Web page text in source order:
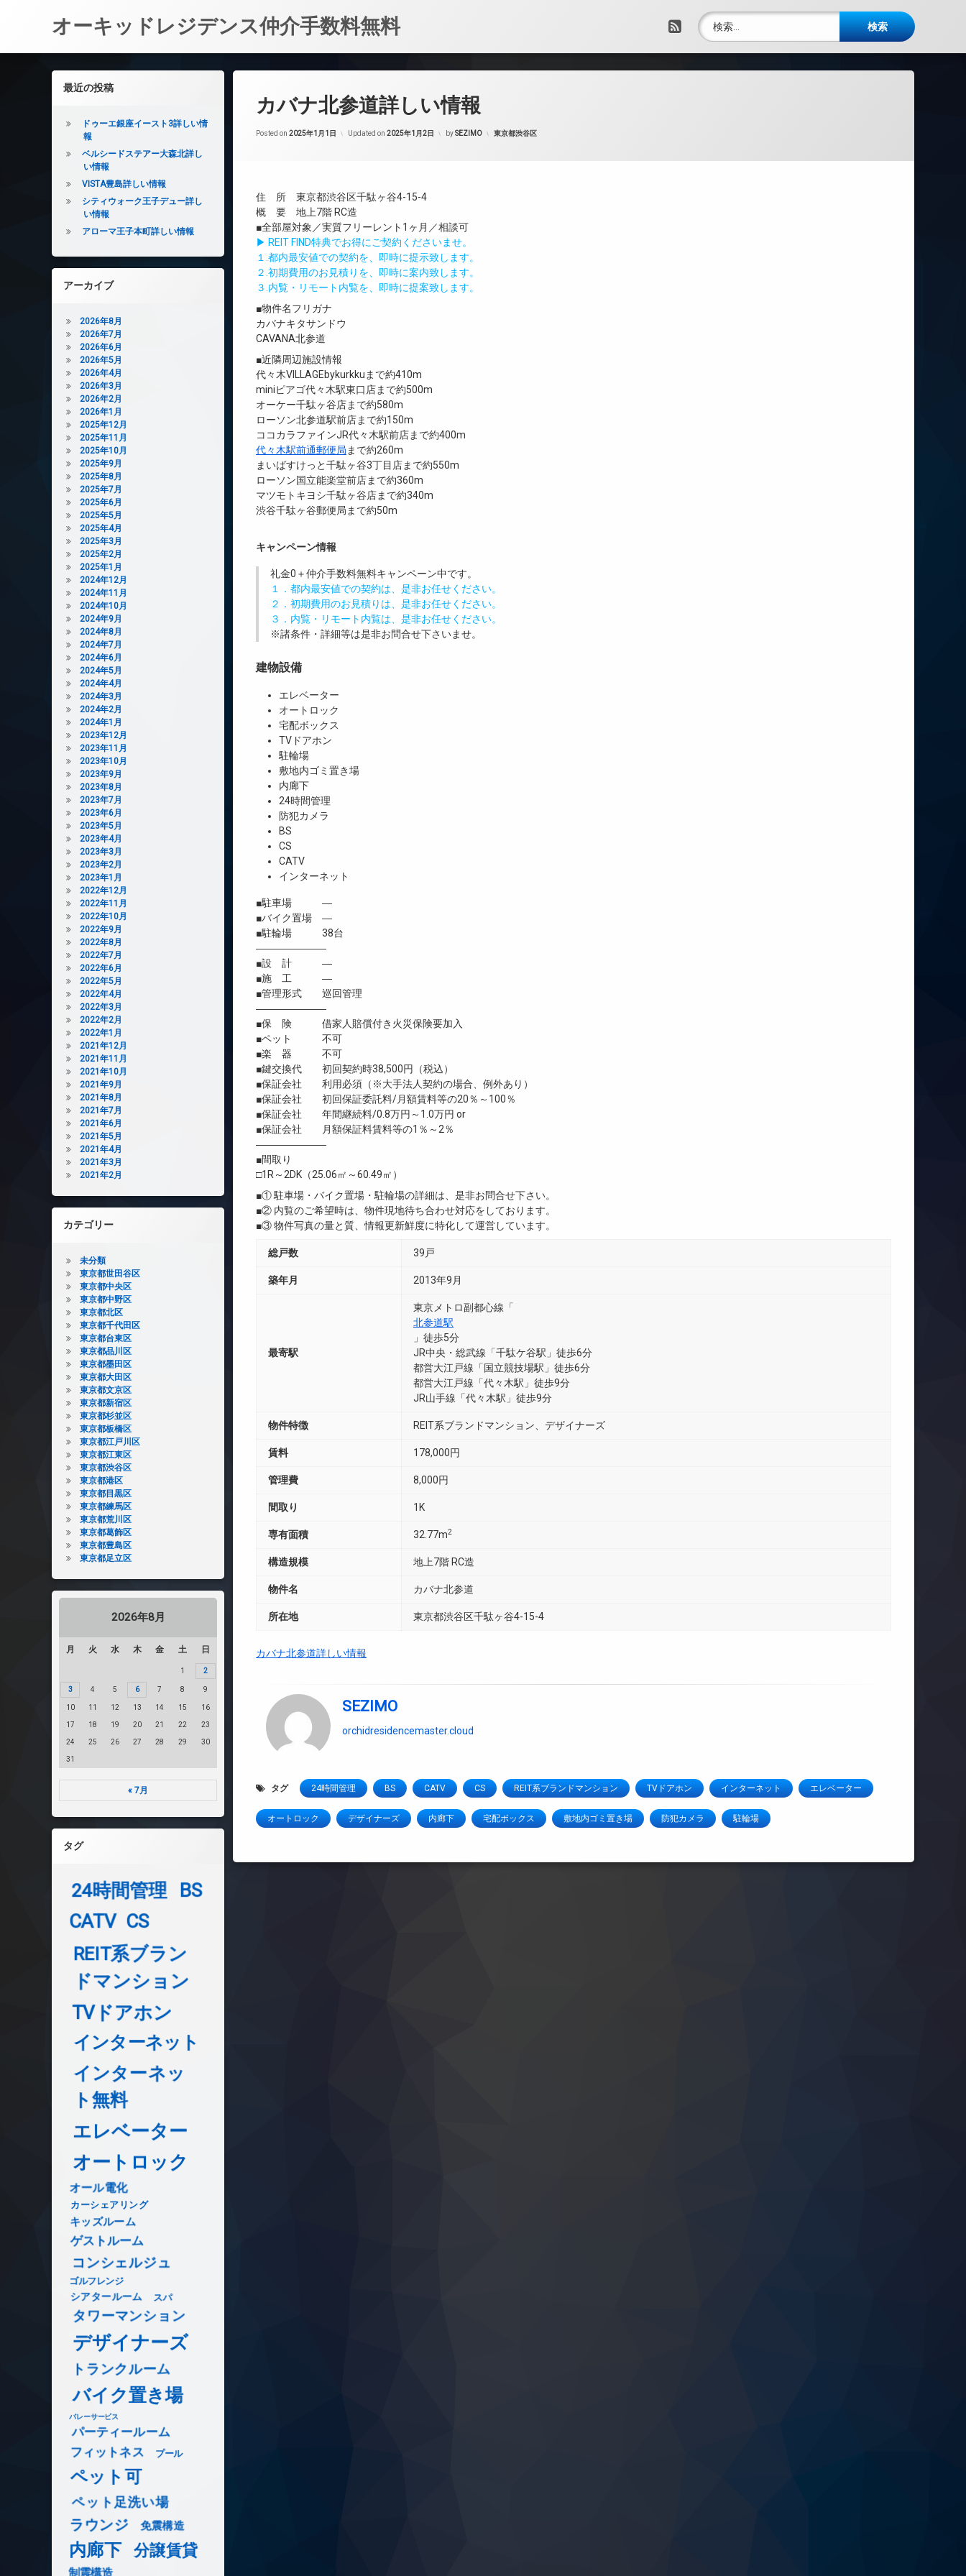
オーキッドレジデンス仲介手数料無料 RSS
検索:
カバナ北参道詳しい情報
Posted on 2025年1月1日 Updated on 2025年1月2日 bySEZIMO カテゴリー:
東京都渋谷区
住 所 東京都渋谷区千駄ヶ谷4-15-4
概 要 地上7階 RC造
■全部屋対象／実質フリーレント1ヶ月／相談可
▶ REIT FIND特典でお得にご契約くださいませ。
１.都内最安値での契約を、即時に提示致します。
２.初期費用のお見積りを、即時に案内致します。
３.内覧・リモート内覧を、即時に提案致します。
■物件名フリガナ
カバナキタサンドウ
CAVANA北参道
■近隣周辺施設情報
代々木VILLAGEbykurkkuまで約410m
miniピアゴ代々木駅東口店まで約500m
オーケー千駄ヶ谷店まで約580m
ローソン北参道駅前店まで約150m
ココカラファインJR代々木駅前店まで約400m
代々木駅前通郵便局 まで約260m
まいばすけっと千駄ヶ谷3丁目店まで約550m
ローソン国立能楽堂前店まで約360m
マツモトキヨシ千駄ヶ谷店まで約340m
渋谷千駄ヶ谷郵便局まで約50m
キャンペーン情報
礼金0 ＋仲介手数料無料キャンペーン中です。
１．都内最安値での契約は、是非お任せください。
２．初期費用のお見積りは、是非お任せください。
３．内覧・リモート内覧は、是非お任せください。
※諸条件・詳細等は是非お問合せ下さいませ。
建物設備
エレベーター
オートロック
宅配ボックス
TVドアホン
駐輪場
敷地内ゴミ置き場
内廊下
24時間管理
防犯カメラ
BS
CS
CATV
インターネット
■駐車場 ―
■バイク置場 ―
■駐輪場 38台
―――――――
■設 計 ―
■施 工 ―
■管理形式 巡回管理
―――――――
■保 険 借家人賠償付き火災保険要加入
■ペット 不可
■楽 器 不可
■鍵交換代 初回契約時38,500円（税込）
■保証会社 利用必須（※大手法人契約の場合、例外あり）
■保証会社 初回保証委託料/月額賃料等の20％～100％
■保証会社 年間継続料/0.8万円～1.0万円 or
■保証会社 月額保証料賃料等の1％～2％
―――――――
■間取り
□1R～2DK（25.06㎡～60.49㎡）
■① 駐車場・バイク置場・駐輪場の詳細は、是非お問合せ下さい。
■② 内覧のご希望時は、物件現地待ち合わせ対応をしております。
■③ 物件写真の量と質、情報更新鮮度に特化して運営しています。
総戸数 39戸
築年月 2013年9月
最寄駅
東京メトロ副都心線「
北参道駅
」徒歩5分
JR中央・総武線「千駄ケ谷駅」徒歩6分
都営大江戸線「国立競技場駅」徒歩6分
都営大江戸線「代々木駅」徒歩9分
JR山手線「代々木駅」徒歩9分
物件特徴 REIT系ブランドマンション、デザイナーズ
賃料 178,000円
管理費 8,000円
間取り 1K
専有面積 32.77m2
構造規模 地上7階 RC造
物件名 カバナ北参道
所在地 東京都渋谷区千駄ヶ谷4-15-4
カバナ北参道詳しい情報
SEZIMO
orchidresidencemaster.cloud
タグ 24時間管理 BS CATV CS REIT系ブランドマンション TVドアホン インターネット エレベーター
オートロック デザイナーズ 内廊下 宅配ボックス 敷地内ゴミ置き場 防犯カメラ 駐輪場
左サイドバー
最近の投稿
ドゥーエ銀座イースト3詳しい情
報
ベルシードステアー大森北詳し
い情報
VISTA豊島詳しい情報
シティウォーク王子デュー詳し
い情報
アローマ王子本町詳しい情報
アーカイブ
2026年8月
2026年7月
2026年6月
2026年5月
2026年4月
2026年3月
2026年2月
2026年1月
2025年12月
2025年11月
2025年10月
2025年9月
2025年8月
2025年7月
2025年6月
2025年5月
2025年4月
2025年3月
2025年2月
2025年1月
2024年12月
2024年11月
2024年10月
2024年9月
2024年8月
2024年7月
2024年6月
2024年5月
2024年4月
2024年3月
2024年2月
2024年1月
2023年12月
2023年11月
2023年10月
2023年9月
2023年8月
2023年7月
2023年6月
2023年5月
2023年4月
2023年3月
2023年2月
2023年1月
2022年12月
2022年11月
2022年10月
2022年9月
2022年8月
2022年7月
2022年6月
2022年5月
2022年4月
2022年3月
2022年2月
2022年1月
2021年12月
2021年11月
2021年10月
2021年9月
2021年8月
2021年7月
2021年6月
2021年5月
2021年4月
2021年3月
2021年2月
カテゴリー
未分類
東京都世田谷区
東京都中央区
東京都中野区
東京都北区
東京都千代田区
東京都台東区
東京都品川区
東京都墨田区
東京都大田区
東京都文京区
東京都新宿区
東京都杉並区
東京都板橋区
東京都江戸川区
東京都江東区
東京都渋谷区
東京都港区
東京都目黒区
東京都練馬区
東京都荒川区
東京都葛飾区
東京都豊島区
東京都足立区
2026年8月
月 火 水 木 金 土 日
1 2
3 4 5 6 7 8 9
10 11 12 13 14 15 16
17 18 19 20 21 22 23
24 25 26 27 28 29 30
31
« 7月
タグ
24時間管理
BS
CATV CS
REIT系ブラン
ドマンション
TVドアホン
インターネット
インターネッ
ト無料
エレベーター
オートロック
オール電化
カーシェアリング
キッズルーム
ゲストルーム
コンシェルジュ
ゴルフレンジ
シアタールーム スパ
タワーマンション
デザイナーズ
トランクルーム
バイク置き場
バレーサービス
パーティールーム
フィットネス プール
ペット可
ペット足洗い場
ラウンジ 免震構造
内廊下 分譲賃貸
制震構造